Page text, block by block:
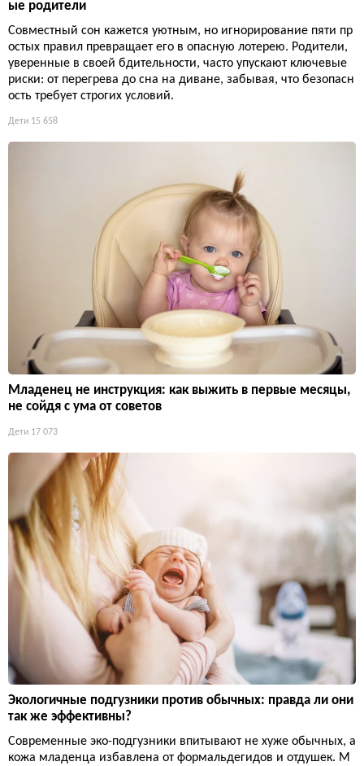
ые родители
Совместный сон кажется уютным, но игнорирование пяти пр
остых правил превращает его в опасную лотерею. Родители,
уверенные в своей бдительности, часто упускают ключевые
риски: от перегрева до сна на диване, забывая, что безопасн
ость требует строгих условий.
Дети 15 658
Младенец не инструкция: как выжить в первые месяцы,
не сойдя с ума от советов
Дети 17 073
Экологичные подгузники против обычных: правда ли они
так же эффективны?
Современные эко-подгузники впитывают не хуже обычных, а
кожа младенца избавлена от формальдегидов и отдушек. М